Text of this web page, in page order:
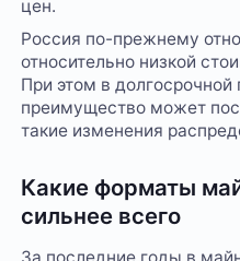
цен.
Россия по-прежнему
относительно низкой
При этом в долгосрочной
преимущество может
такие изменения
Какие форматы
сильнее всего